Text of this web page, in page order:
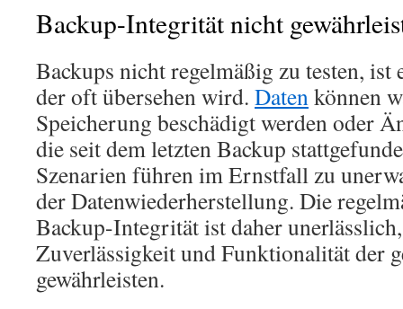
Backup-Integrität nicht
Backups nicht regelmäßig zu testen,
der oft übersehen wird. Datenkönnen
Speicherung beschädigt werden oder
die seit dem letzten Backup
Szenarien führen im Ernstfall zu
der Datenwiederherstellung. Die
Backup-Integrität ist daher
Zuverlässigkeit und Funktionalität der
gewährleisten.